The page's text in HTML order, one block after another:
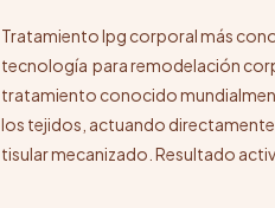
Tratamiento lpg corporal más
tecnología para remodelación
tratamiento conocido
los tejidos, actuando
tisular mecanizado. Resultado